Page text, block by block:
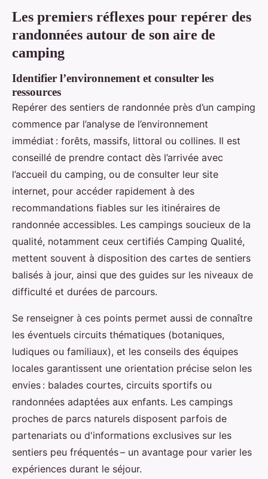
Les premiers réflexes pour repérer des
randonnées autour de son aire de
camping
Identifier l’environnement et consulter les
ressources
Repérer des sentiers de randonnée près d’un camping
commence par l’analyse de l’environnement
immédiat : forêts, massifs, littoral ou collines. Il est
conseillé de prendre contact dès l’arrivée avec
l’accueil du camping, ou de consulter leur site
internet, pour accéder rapidement à des
recommandations fiables sur les itinéraires de
randonnée accessibles. Les campings soucieux de la
qualité, notamment ceux certifiés Camping Qualité,
mettent souvent à disposition des cartes de sentiers
balisés à jour, ainsi que des guides sur les niveaux de
difficulté et durées de parcours.
Se renseigner à ces points permet aussi de connaître
les éventuels circuits thématiques (botaniques,
ludiques ou familiaux), et les conseils des équipes
locales garantissent une orientation précise selon les
envies : balades courtes, circuits sportifs ou
randonnées adaptées aux enfants. Les campings
proches de parcs naturels disposent parfois de
partenariats ou d'informations exclusives sur les
sentiers peu fréquentés – un avantage pour varier les
expériences durant le séjour.